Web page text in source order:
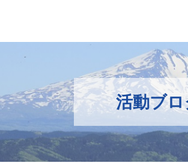
活動ブロ